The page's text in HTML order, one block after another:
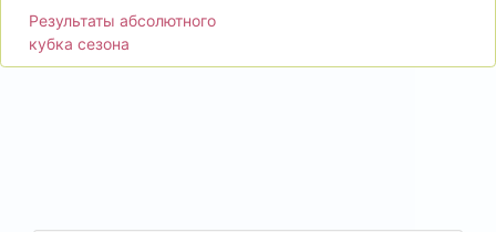
Результаты абсолютного
кубка сезона